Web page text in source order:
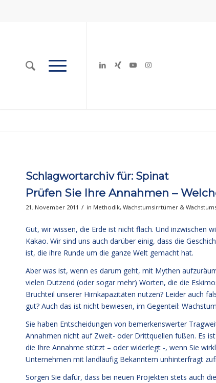
Schlagwortarchiv für: Spinat
Prüfen Sie Ihre Annahmen –
21. November 2011 / in Methodik, Wachstumsirrtümer &
Gut, wir wissen, die Erde ist nicht flach. Und inzwischen
Kakao. Wir sind uns auch darüber einig, dass die
ist, die ihre Runde um die ganze Welt gemacht hat.
Aber was ist, wenn es darum geht, mit Mythen
vielen Dutzend (oder sogar mehr) Worten, die die
Bruchteil unserer Hirnkapazitäten nutzen? Leider auch
gut? Auch das ist nicht bewiesen, im Gegenteil:
Sie haben Entscheidungen von bemerkenswerter
Annahmen nicht auf Zweit- oder Drittquellen fußen. Es
die Ihre Annahme stützt – oder widerlegt -, wenn Sie
Unternehmen mit landläufig Bekanntem unhinterfragt
Sorgen Sie dafür, dass bei neuen Projekten stets auch